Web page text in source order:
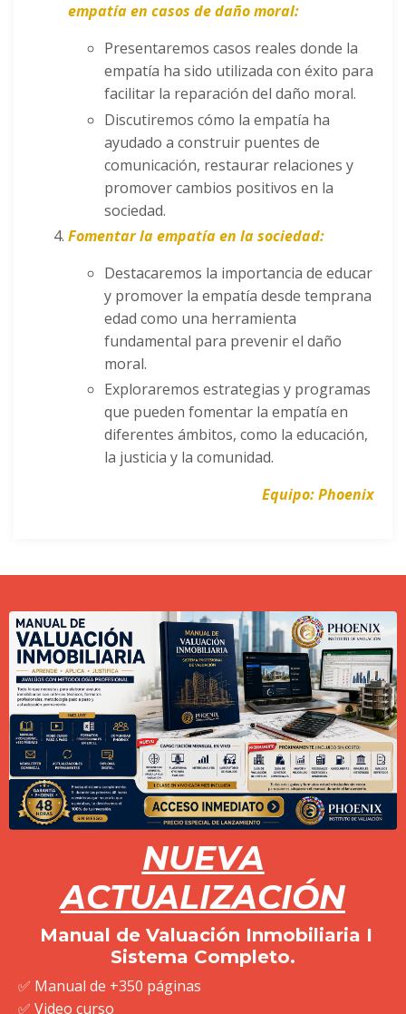
empatía en casos de daño moral:
Presentaremos casos reales donde la
empatía ha sido utilizada con éxito para
facilitar la reparación del daño moral.
Discutiremos cómo la empatía ha
ayudado a construir puentes de
comunicación, restaurar relaciones y
promover cambios positivos en la
sociedad.
Fomentar la empatía en la sociedad:
Destacaremos la importancia de educar
y promover la empatía desde temprana
edad como una herramienta
fundamental para prevenir el daño
moral.
Exploraremos estrategias y programas
que pueden fomentar la empatía en
diferentes ámbitos, como la educación,
la justicia y la comunidad.
Equipo: Phoenix
NUEVA
ACTUALIZACIÓN
Manual de Valuación Inmobiliaria I
Sistema Completo.
✅ Manual de +350 páginas
✅ Video curso